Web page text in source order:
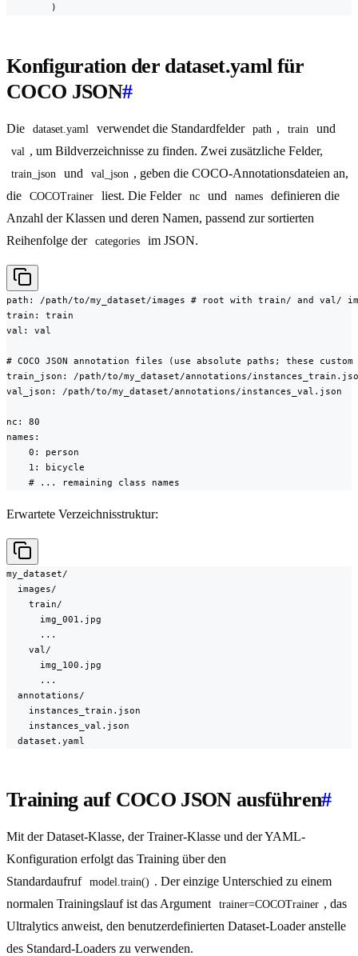
        )
Konfiguration der dataset.yaml für
COCO JSON#
Die dataset.yaml verwendet die Standardfelder path , train und
val , um Bildverzeichnisse zu finden. Zwei zusätzliche Felder,
train_json und val_json , geben die COCO-Annotationsdateien an,
die
COCOTrainer liest. Die Felder nc und names
definieren die
Anzahl der Klassen und deren Namen, passend zur sortierten
Reihenfolge der categories im JSON.
path: /path/to/my_dataset/images # root with train/ and val/
train: train
val: val
# COCO JSON annotation files (use absolute paths; these
train_json: /path/to/my_dataset/annotations/
val_json: /path/to/my_dataset/annotations/instances_val.json
nc: 80
names:
    0: person
    1: bicycle
    # ... remaining class names
Erwartete Verzeichnisstruktur:
my_dataset/
  images/
    train/
      img_001.jpg
      ...
    val/
      img_100.jpg
      ...
  annotations/
    instances_train.json
    instances_val.json
  dataset.yaml
Training auf COCO JSON ausführen#
Mit der Dataset-Klasse, der Trainer-Klasse und der YAML-
Konfiguration erfolgt das Training über den
Standardaufruf model.train() . Der einzige Unterschied zu einem
normalen Trainingslauf ist das Argument
trainer=COCOTrainer , das
Ultralytics anweist, den benutzerdefinierten Dataset-Loader anstelle
des Standard-Loaders zu verwenden.